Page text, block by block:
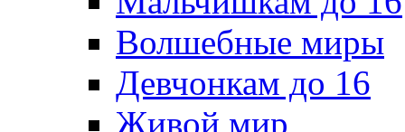
Волшебные миры
Девчонкам до 16
Живой мир